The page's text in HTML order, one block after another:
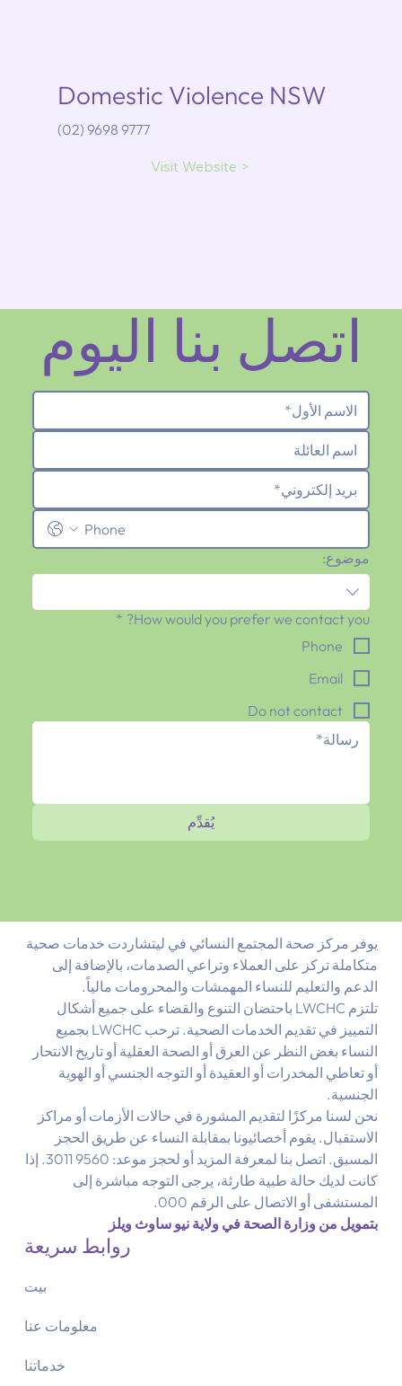
Domestic Violence NSW
(02) 9698 9777
Visit Website >
اتصل بنا اليوم
موضوع:
How would you prefer we contact you?
*
Phone
Email
Do not contact
يُقدِّم
يوفر مركز صحة المجتمع النسائي في ليتشاردت خدمات صحية
متكاملة تركز على العملاء وتراعي الصدمات، بالإضافة إلى
الدعم والتعليم للنساء المهمشات والمحرومات مالياً.
تلتزم LWCHC باحتضان التنوع والقضاء على جميع أشكال
التمييز في تقديم الخدمات الصحية. ترحب LWCHC بجميع
النساء بغض النظر عن العرق أو الصحة العقلية أو تاريخ الانتحار
أو تعاطي المخدرات أو العقيدة أو التوجه الجنسي أو الهوية
الجنسية.
نحن لسنا مركزًا لتقديم المشورة في حالات الأزمات أو مراكز
الاستقبال. يقوم أخصائيونا بمقابلة النساء عن طريق الحجز
المسبق. اتصل بنا لمعرفة المزيد أو لحجز موعد: 9560 3011. إذا
كانت لديك حالة طبية طارئة، يرجى التوجه مباشرة إلى
المستشفى أو الاتصال على الرقم 000.
بتمويل من وزارة الصحة في ولاية نيو ساوث ويلز
روابط سريعة
بيت
معلومات عنا
خدماتنا